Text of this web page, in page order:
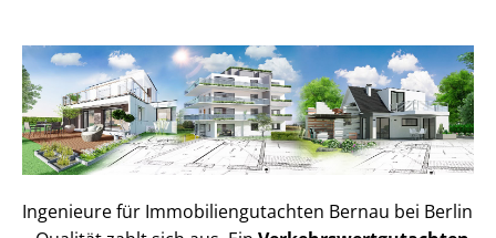
Ingenieure für Im­mo­bi­li­en­gut­ach­ten Bernau bei Berlin